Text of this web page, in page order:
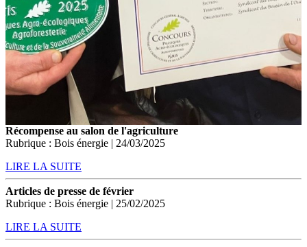
Récompense au salon de l'agriculture
Rubrique : Bois énergie | 24/03/2025
LIRE LA SUITE
Articles de presse de février
Rubrique : Bois énergie | 25/02/2025
LIRE LA SUITE